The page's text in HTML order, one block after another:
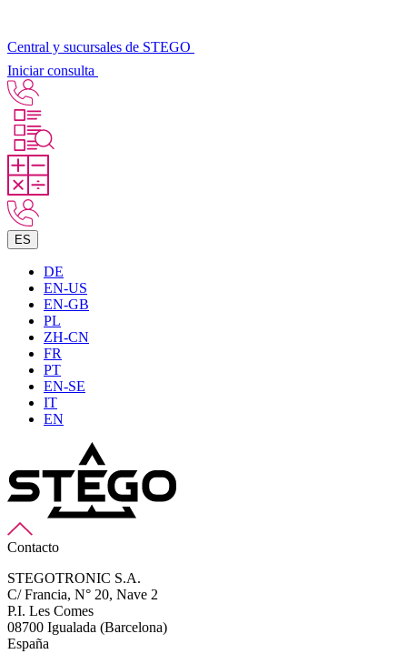
Central y sucursales de STEGO
Iniciar consulta
ES
DE
EN-US
EN-GB
PL
ZH-CN
FR
PT
EN-SE
IT
EN
Contacto
STEGOTRONIC S.A.
C/ Francia, N° 20, Nave 2
P.I. Les Comes
08700 Igualada (Barcelona)
España